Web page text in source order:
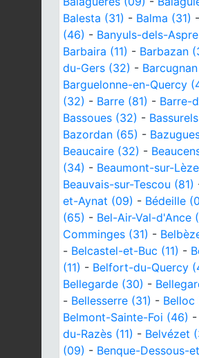
Balesta (31) - Balma (31) -
(46) - Banyuls-dels-
Barbaira (11) - Barbazan
du-Gers (32) -
Barguelonne-en-Quercy
(32) - Barre (81) - Barre-
Bassoues (32) -
Bazordan (65) -
Beaucaire (32) -
(34) - Beaumont-sur-
Beauvais-sur-Tescou (81)
et-Aynat (09) - Bédeille
(65) - Bel-Air-Val-d'Ance
Comminges (31) -
- Belcastel-et-Buc (11) -
(11) - Belfort-du-Quercy
Bellegarde (30) -
- Bellesserre (31) - Belloc
Belmont-Sainte-Foi (46) -
du-Razès (11) - Belvézet
(09) - Benque-Dessous-